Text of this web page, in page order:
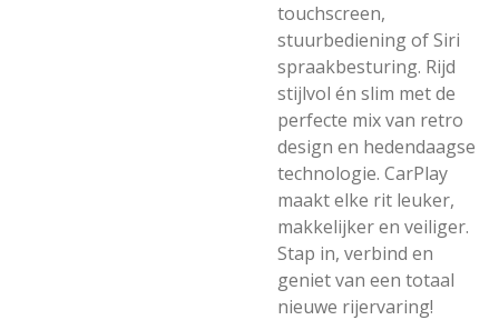
touchscreen,
stuurbediening of Siri
spraakbesturing. Rijd
stijlvol én slim met de
perfecte mix van retro
design en hedendaagse
technologie. CarPlay
maakt elke rit leuker,
makkelijker en veiliger.
Stap in, verbind en
geniet van een totaal
nieuwe rijervaring!